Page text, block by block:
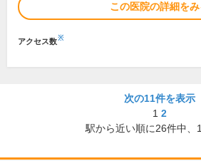
この医院の詳細をみ
アクセス数※
次の11件を表示
1 2
駅から近い順に26件中、